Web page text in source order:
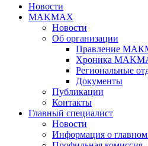
Новости
MAKMAX
Новости
Об организации
Правление
Хроника
Региональные
Документы
Публикации
Контакты
Главный специалист
Новости
Информация о